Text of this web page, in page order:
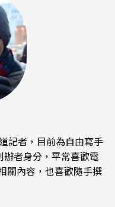
記者，目前為自由寫手
者身分，平常喜歡電
關內容，也喜歡隨手撰